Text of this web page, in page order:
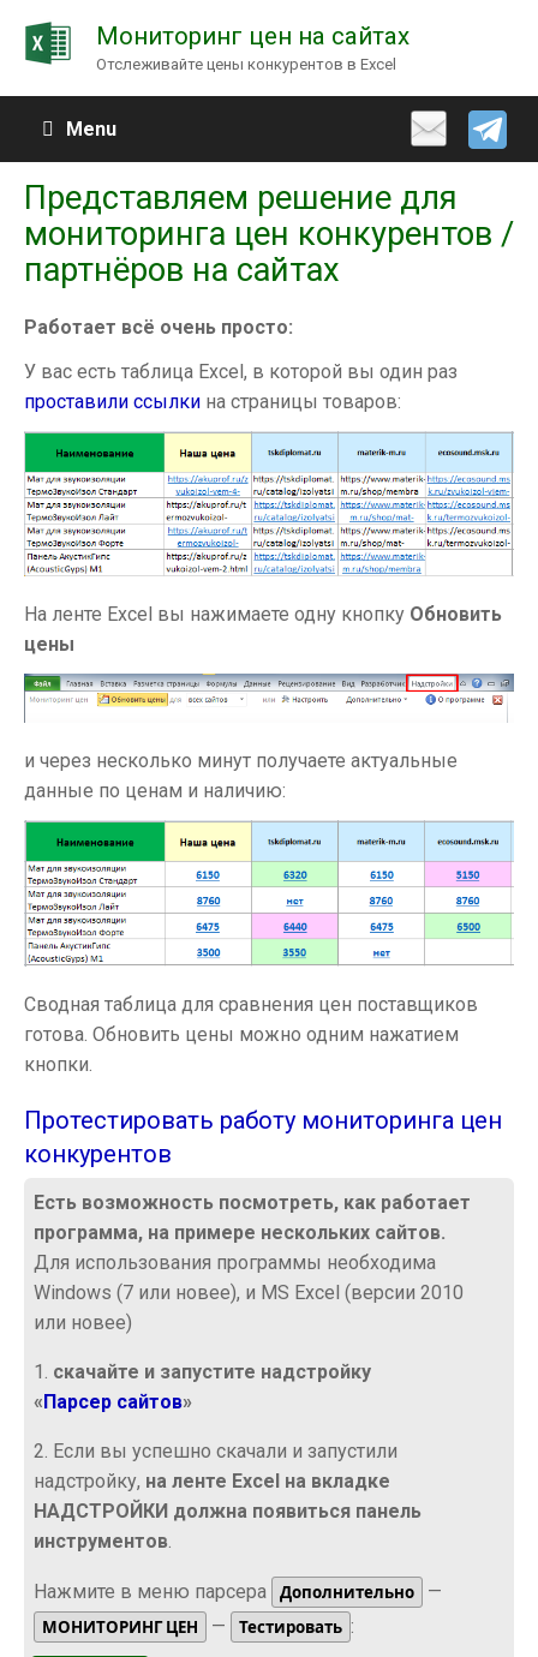
Мониторинг цен на сайтах
Отслеживайте цены конкурентов в Excel
Menu
Представляем решение для
мониторинга цен конкурентов /
партнёров на сайтах
Работает всё очень просто:
У вас есть таблица Excel, в которой вы один раз
проставили ссылки на страницы товаров:
На ленте Excel вы нажимаете одну кнопку Обновить
цены
и через несколько минут получаете актуальные
данные по ценам и наличию:
Сводная таблица для сравнения цен поставщиков
готова. Обновить цены можно одним нажатием
кнопки.
Протестировать работу мониторинга цен
конкурентов
Есть возможность посмотреть, как работает
программа, на примере нескольких сайтов.
Для использования программы необходима
Windows (7 или новее), и MS Excel (версии 2010
или новее)
1. скачайте и запустите надстройку
«Парсер сайтов»
2. Если вы успешно скачали и запустили
надстройку, на ленте Excel на вкладке
НАДСТРОЙКИ должна появиться панель
инструментов
Нажмите в меню парсера Дополнительно —
МОНИТОРИНГ ЦЕН — Тестировать :